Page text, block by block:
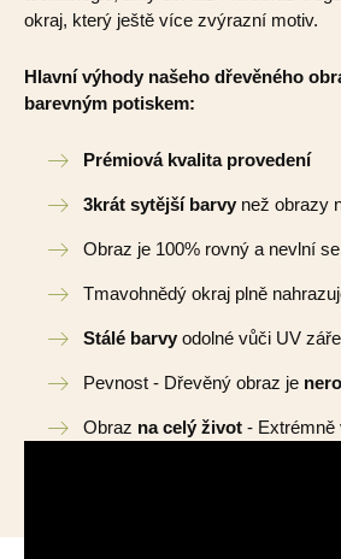
okraj, který ještě více zvýrazní motiv.
Hlavní výhody našeho dřevěného
barevným potiskem:
Prémiová kvalita provedení
3krát sytější barvy než obrazy
Obraz je 100% rovný a nevlní se
Tmavohnědý okraj plně
Stálé barvy odolné vůči UV
Pevnost - Dřevěný obraz je
Obraz na celý život - Extrémně